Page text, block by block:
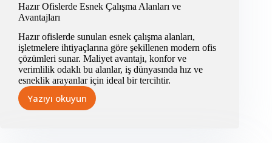
Hazır Ofislerde Esnek Çalışma Alanları ve
Avantajları
Hazır ofislerde sunulan esnek çalışma alanları,
işletmelere ihtiyaçlarına göre şekillenen modern ofis
çözümleri sunar. Maliyet avantajı, konfor ve
verimlilik odaklı bu alanlar, iş dünyasında hız ve
esneklik arayanlar için ideal bir tercihtir.
Yazıyı okuyun
Hazır